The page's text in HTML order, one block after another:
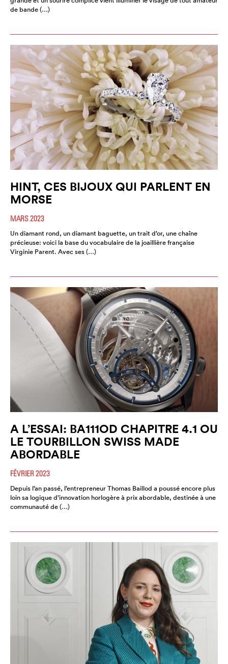
de bande (…)
HINT, CES BIJOUX QUI PARLENT EN
MORSE
MARS 2023
Un diamant rond, un diamant baguette, un trait d’or, une chaîne
précieuse: voici la base du vocabulaire de la joaillière française
Virginie Parent. Avec ses (…)
A L’ESSAI: BA111OD CHAPITRE 4.1 OU
LE TOURBILLON SWISS MADE
ABORDABLE
FÉVRIER 2023
Depuis l’an passé, l’entrepreneur Thomas Baillod a poussé encore plus
loin sa logique d’innovation horlogère à prix abordable, destinée à une
communauté de (…)